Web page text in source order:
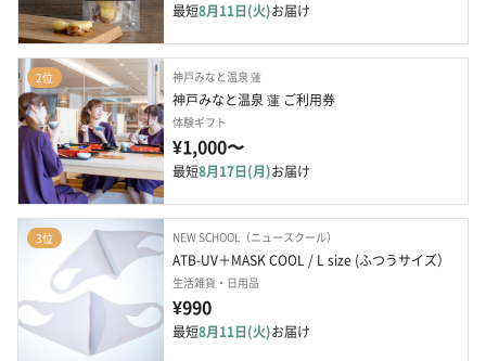
最短8月11日(火)お届け
2位 神戸みなと温泉 蓮
神戸みなと温泉 蓮 ご利用券
体験ギフト
¥1,000〜
最短8月17日(月)お届け
3位 NEW SCHOOL（ニュースクール）
ATB-UV＋MASK COOL / L size (ふつうサイズ）
生活雑貨・日用品
¥990
最短8月11日(火)お届け